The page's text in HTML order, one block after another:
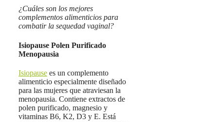
¿Cuáles son los mejores
complementos alimenticios para
combatir la sequedad vaginal?
Isiopause Polen Purificado
Menopausia
Isiopause es un complemento
alimenticio especialmente diseñado
para las mujeres que atraviesan la
menopausia. Contiene extractos de
polen purificado, magnesio y
vitaminas B6, K2, D3 y E. Está